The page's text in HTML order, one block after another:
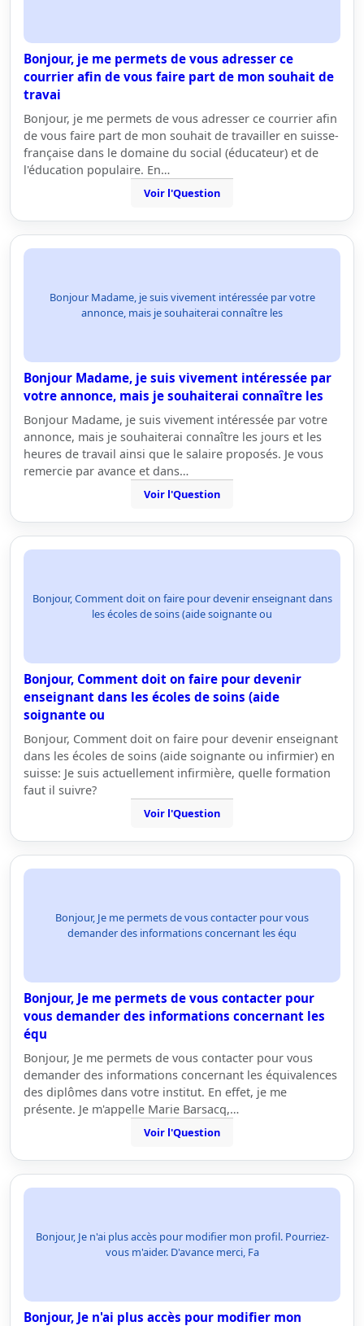
Bonjour, je me permets de vous adresser ce
courrier afin de vous faire part de mon souhait de
travai
Bonjour, je me permets de vous adresser ce courrier afin
de vous faire part de mon souhait de travailler en suisse-
française dans le domaine du social (éducateur) et de
l'éducation populaire. En…
Voir l'Question
Bonjour Madame, je suis vivement intéressée par votre
annonce, mais je souhaiterai connaître les
Bonjour Madame, je suis vivement intéressée par
votre annonce, mais je souhaiterai connaître les
Bonjour Madame, je suis vivement intéressée par votre
annonce, mais je souhaiterai connaître les jours et les
heures de travail ainsi que le salaire proposés. Je vous
remercie par avance et dans…
Voir l'Question
Bonjour, Comment doit on faire pour devenir enseignant dans
les écoles de soins (aide soignante ou
Bonjour, Comment doit on faire pour devenir
enseignant dans les écoles de soins (aide
soignante ou
Bonjour, Comment doit on faire pour devenir enseignant
dans les écoles de soins (aide soignante ou infirmier) en
suisse: Je suis actuellement infirmière, quelle formation
faut il suivre?
Voir l'Question
Bonjour, Je me permets de vous contacter pour vous
demander des informations concernant les équ
Bonjour, Je me permets de vous contacter pour
vous demander des informations concernant les
équ
Bonjour, Je me permets de vous contacter pour vous
demander des informations concernant les équivalences
des diplômes dans votre institut. En effet, je me
présente. Je m'appelle Marie Barsacq,…
Voir l'Question
Bonjour, Je n'ai plus accès pour modifier mon profil. Pourriez-
vous m'aider. D'avance merci, Fa
Bonjour, Je n'ai plus accès pour modifier mon